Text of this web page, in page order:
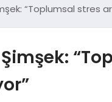
“Toplumsal stres